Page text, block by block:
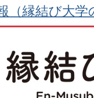
（縁結び大学